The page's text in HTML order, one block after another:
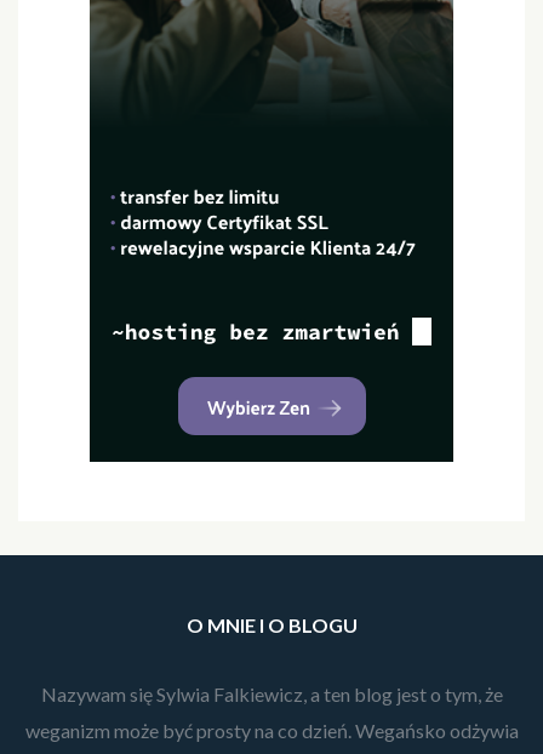
O MNIE I O BLOGU
Nazywam się Sylwia Falkiewicz, a ten blog jest o tym, że
weganizm może być prosty na co dzień. Wegańsko odżywia